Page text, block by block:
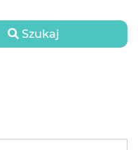
Szukaj